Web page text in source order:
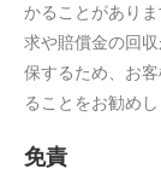
かることがあり
求や賠償金の回
保するため、お
ることをお勧めし
免責